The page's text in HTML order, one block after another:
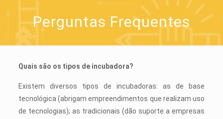
Perguntas Frequentes
Quais são os tipos de incubadora?
Existem diversos tipos de incubadoras: as de base
tecnológica (abrigam empreendimentos que realizam uso
de tecnologias); as tradicionais (dão suporte a empresas